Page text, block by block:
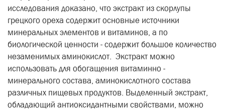
исследования доказано, что экстракт из скорлупы
грецкого ореха содержит основные источники
минеральных элементов и витаминов, а по
биологической ценности - содержит большое количество
незаменимых аминокислот. Экстракт можно
использовать для обогащения витаминно -
минерального состава, аминокислотного состава
различных пищевых продуктов. Выделенный экстракт,
обладающий антиоксидантными свойствами, можно